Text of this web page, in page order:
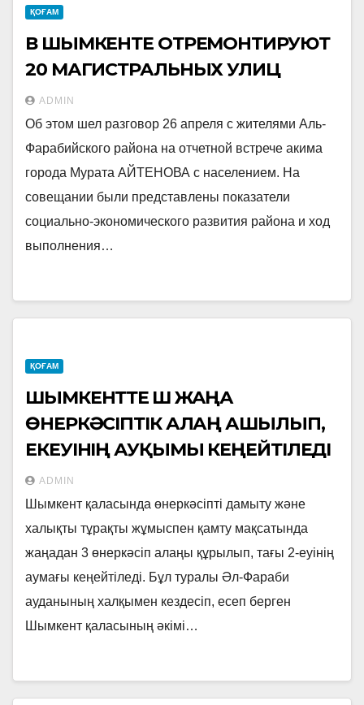
ҚОҒАМ
В ШЫМКЕНТЕ ОТРЕМОНТИРУЮТ
20 МАГИСТРАЛЬНЫХ УЛИЦ
ADMIN
Об этом шел разговор 26 апреля с жителями Аль-
Фарабийского района на отчетной встрече акима
города Мурата АЙТЕНОВА с населением. На
совещании были представлены показатели
социально-экономического развития района и ход
выполнения…
ҚОҒАМ
ШЫМКЕНТТЕ ҮШ ЖАҢА
ӨНЕРКӘСІПТІК АЛАҢ АШЫЛЫП,
ЕКЕУІНІҢ АУҚЫМЫ КЕҢЕЙТІЛЕДІ
ADMIN
Шымкент қаласында өнеркәсіпті дамыту және
халықты тұрақты жұмыспен қамту мақсатында
жаңадан 3 өнеркәсіп алаңы құрылып, тағы 2-еуінің
аумағы кеңейтіледі. Бұл туралы Әл-Фараби
ауданының халқымен кездесіп, есеп берген
Шымкент қаласының әкімі…